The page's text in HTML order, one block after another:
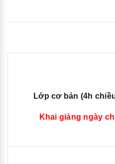
Lớp cơ bản (4h
Khai giảng ngày